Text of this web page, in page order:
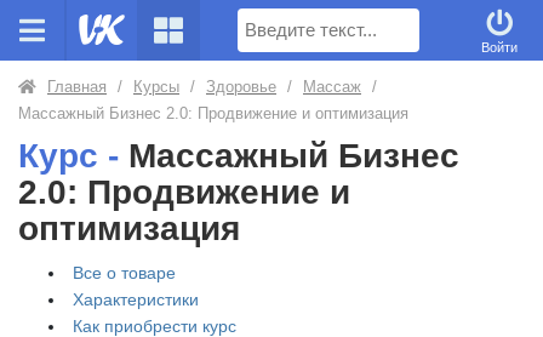
Поиск
Войти
Главная / Курсы / Здоровье / Массаж /
Массажный Бизнес 2.0: Продвижение и оптимизация
Курс - Массажный Бизнес
2.0: Продвижение и
оптимизация
Все о товаре
Характеристики
Как приобрести курс